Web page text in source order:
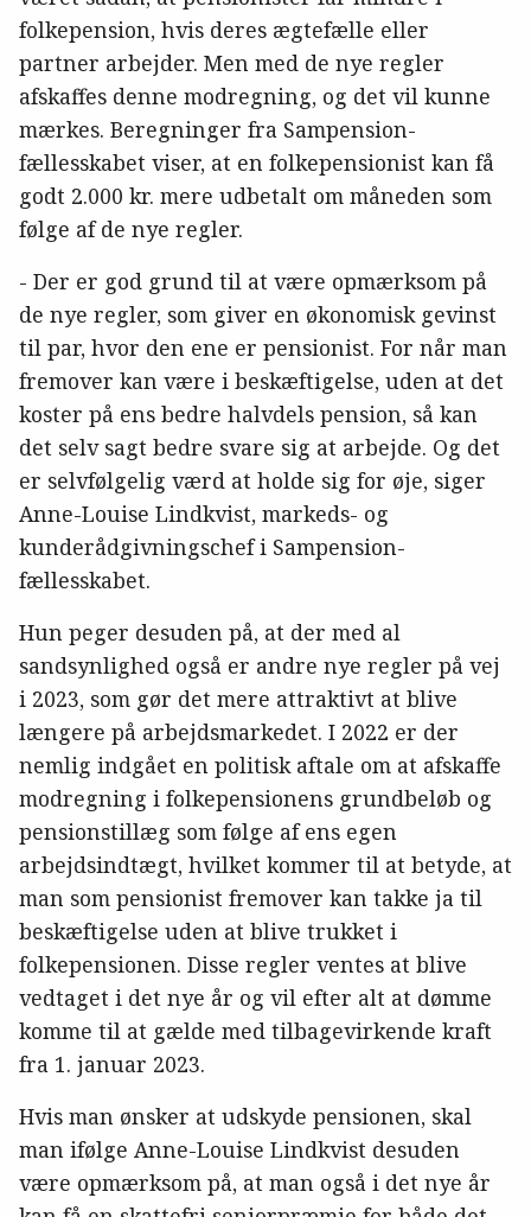
folkepension, hvis deres ægtefælle eller
partner arbejder. Men med de nye regler
afskaffes denne modregning, og det vil kunne
mærkes. Beregninger fra Sampension-
fællesskabet viser, at en folkepensionist kan få
godt 2.000 kr. mere udbetalt om måneden som
følge af de nye regler.
- Der er god grund til at være opmærksom på
de nye regler, som giver en økonomisk gevinst
til par, hvor den ene er pensionist. For når man
fremover kan være i beskæftigelse, uden at det
koster på ens bedre halvdels pension, så kan
det selv sagt bedre svare sig at arbejde. Og det
er selvfølgelig værd at holde sig for øje, siger
Anne-Louise Lindkvist, markeds- og
kunderådgivningschef i Sampension-
fællesskabet.
Hun peger desuden på, at der med al
sandsynlighed også er andre nye regler på vej
i 2023, som gør det mere attraktivt at blive
længere på arbejdsmarkedet. I 2022 er der
nemlig indgået en politisk aftale om at afskaffe
modregning i folkepensionens grundbeløb og
pensionstillæg som følge af ens egen
arbejdsindtægt, hvilket kommer til at betyde, at
man som pensionist fremover kan takke ja til
beskæftigelse uden at blive trukket i
folkepensionen. Disse regler ventes at blive
vedtaget i det nye år og vil efter alt at dømme
komme til at gælde med tilbagevirkende kraft
fra 1. januar 2023.
Hvis man ønsker at udskyde pensionen, skal
man ifølge Anne-Louise Lindkvist desuden
være opmærksom på, at man også i det nye år